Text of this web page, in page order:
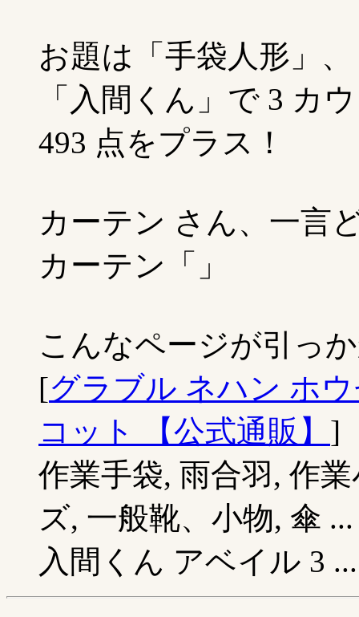
お題は「手袋人形」、
「入間くん」で 3 カ
493 点をプラス！
カーテン さん、一言
カーテン「」
こんなページが引っ
[グラブル ネハン ホ
コット 【公式通販】 ]
作業手袋, 雨合羽, 作
ズ, 一般靴、小物, 傘
入間くん アベイル 3 ...